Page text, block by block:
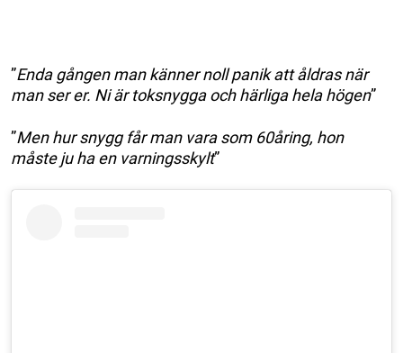
”Enda gången man känner noll panik att åldras när
man ser er. Ni är toksnygga och härliga hela högen”
”Men hur snygg får man vara som 60åring, hon
måste ju ha en varningsskylt”